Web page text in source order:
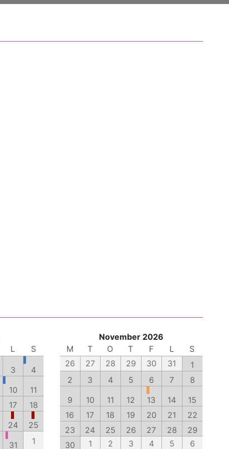
L
S
3
4
10
11
17
18
24
25
31 1
November 2026
M
T O T F L
S
26
27 28 29 30 31
1
2
3 4 5 6 7
8
9
10 11 12 13 14
15
16
17 18 19 20 21
22
23
24 25 26 27 28
29
30
1 2 3 4 5 6